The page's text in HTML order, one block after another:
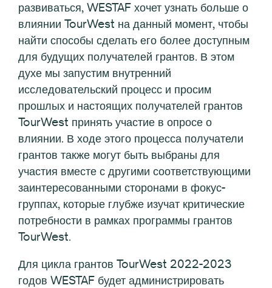
развиваться, WESTAF хочет узнать больше о
влиянии TourWest на данный момент, чтобы
найти способы сделать его более доступным
для будущих получателей грантов. В этом
духе мы запустим внутренний
исследовательский процесс и просим
прошлых и настоящих получателей грантов
TourWest принять участие в опросе о
влиянии. В ходе этого процесса получатели
грантов также могут быть выбраны для
участия вместе с другими соответствующими
заинтересованными сторонами в фокус-
группах, которые глубже изучат критические
потребности в рамках программы грантов
TourWest.
Для цикла грантов TourWest 2022-2023
годов WESTAF будет администрировать